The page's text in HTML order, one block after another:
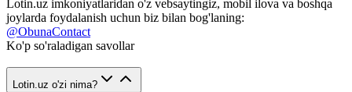
Lotin.uz imkoniyatlaridan o'z vebsaytingiz, mobil ilova va boshqa
joylarda foydalanish uchun biz bilan bog'laning:
@ObunaContact
Ko'p so'raladigan savollar
Lotin.uz o'zi nima?